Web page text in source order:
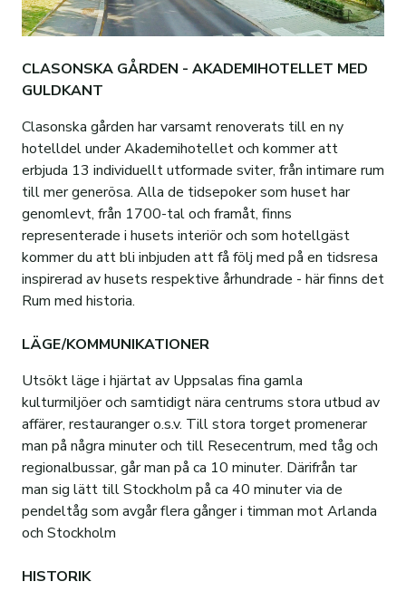
Norra Sunnersta
Om visionsstyrd stadsutveckling
Sammanställning Medborgarforum 4
Visionsmanual
Resultat från digital dialog
Visionsworkshop, VWS
Medborgarforum, MBF
Planbesked
Frågor och svar
Upplåtelser
Rundvirkesförsäljning
Hyggesfritt skogsbruk
Vad innebär hyggesfritt skogsbruk?
Senaste nytt: Vad sker just nu?
Skogstillstånd
Skogweb
Personal
Strukturomvandling
Personal
Finansförvaltning
Mark- och exploateringsavdelningen
Personal
Styrelse och VD
Hållbarhet
Samhällsengagemang
Film: Hållbar fastighetsskötsel
Film: Hållbar fastighetsförvaltning
Skogsförvaltning
Jordbruksförvaltning
Finansförvaltning
Leverantörer
PDF-faktura
Övriga Fakturaformat
Pappersfaktura
Code of conduct
400-årsjubileum
Bostadskö
CLASONSKA GÅRDEN - AKADEMIHOTELLET MED
GULDKANT
Clasonska gården har varsamt renoverats till en ny
hotelldel under Akademihotellet och kommer att
erbjuda 13 individuellt utformade sviter, från intimare rum
till mer generösa. Alla de tidsepoker som huset har
genomlevt, från 1700-tal och framåt, finns
representerade i husets interiör och som hotellgäst
kommer du att bli inbjuden att få följ med på en tidsresa
inspirerad av husets respektive århundrade - här finns det
Rum med historia.
LÄGE/KOMMUNIKATIONER
Utsökt läge i hjärtat av Uppsalas fina gamla
kulturmiljöer och samtidigt nära centrums stora utbud av
affärer, restauranger o.s.v. Till stora torget promenerar
man på några minuter och till Resecentrum, med tåg och
regionalbussar, går man på ca 10 minuter. Därifrån tar
man sig lätt till Stockholm på ca 40 minuter via de
pendeltåg som avgår flera gånger i timman mot Arlanda
och Stockholm
HISTORIK